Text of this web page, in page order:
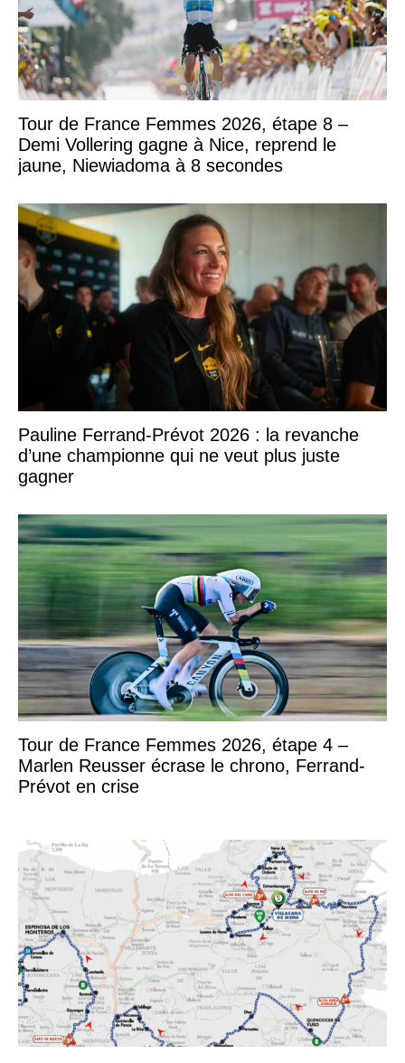
Tour de France Femmes 2026, étape 8 –
Demi Vollering gagne à Nice, reprend le
jaune, Niewiadoma à 8 secondes
Pauline Ferrand-Prévot 2026 : la revanche
d’une championne qui ne veut plus juste
gagner
Tour de France Femmes 2026, étape 4 –
Marlen Reusser écrase le chrono, Ferrand-
Prévot en crise